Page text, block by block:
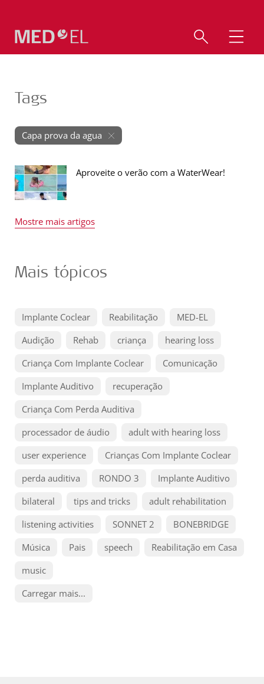
Tags
Capa prova da agua
Aproveite o verão com a WaterWear!
Mostre mais artigos
Mais tópicos
Implante Coclear Reabilitação
MED-EL
Audição
Rehab criança
hearing loss
Criança Com Implante Coclear
Comunicação
Implante Auditivo
recuperação
Criança Com Perda Auditiva
processador de áudio
adult with hearing loss
user experience
Crianças Com Implante Coclear
perda auditiva
RONDO 3
Implante Auditivo
bilateral
tips and tricks
adult rehabilitation
listening activities
SONNET 2
BONEBRIDGE
Música
Pais speech
Reabilitação em Casa
music
Carregar mais...